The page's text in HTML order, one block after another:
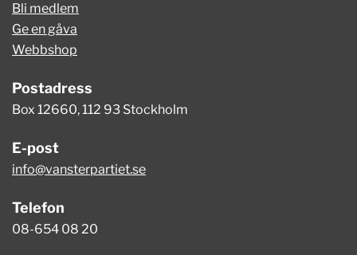
Bli medlem
Ge en gåva
Webbshop
Postadress
Box 12660, 112 93 Stockholm
E-post
info@vansterpartiet.se
Telefon
08-654 08 20